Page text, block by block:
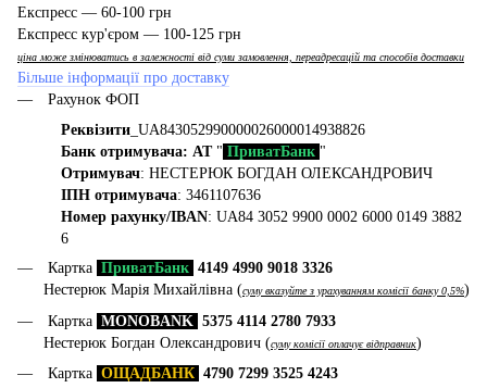
Експресс — 60-100 грн
Експресс кур'єром — 100-125 грн
ціна може змінюватись в залежності від суми замовлення, переадресацій та способів доставки
Більше інформації про доставку
Рахунок ФОП
Реквізити _UA843052990000026000014938826
Банк отримувача: АТ" ПриватБанк "
Отримувач: НЕСТЕРЮК БОГДАН ОЛЕКСАНДРОВИЧ
ІПН отримувача: 3461107636
Номер рахунку/IBAN: UA84 3052 9900 0002 6000 0149 3882
6
Картка ПриватБанк 4149 4990 9018 3326
Нестерюк Марія Михайлівна (суму вказуйте з урахуванням комісії банку 0,5%)
Картка MONOBANK 5375 4114 2780 7933
Нестерюк Богдан Олександрович (суму комісії оплачує відправник)
Картка ОЩАДБАНК 4790 7299 3525 4243